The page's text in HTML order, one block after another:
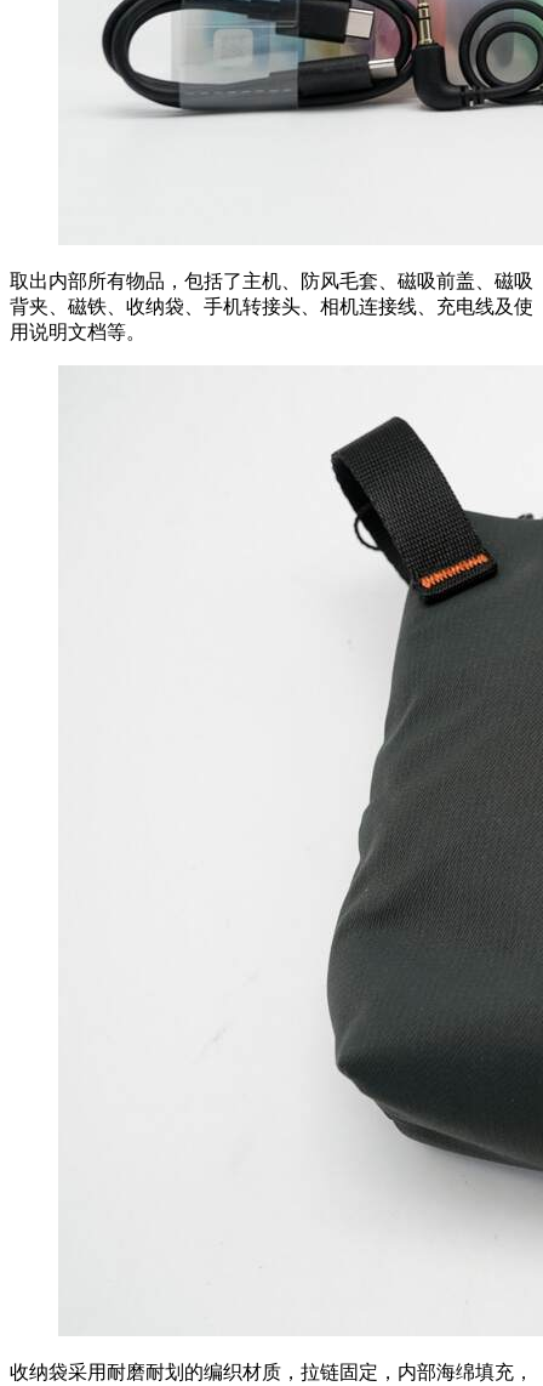
取出内部所有物品，包括了主机、防风毛套、磁吸前盖、磁吸
背夹、磁铁、收纳袋、手机转接头、相机连接线、充电线及使
用说明文档等。
收纳袋采用耐磨耐划的编织材质，拉链固定，内部海绵填充，